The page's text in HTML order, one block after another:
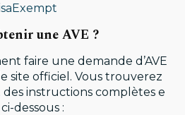
une AVE ?
faire une demande d’AVE
site officiel. Vous trouverez
instructions complètes e
dessous :